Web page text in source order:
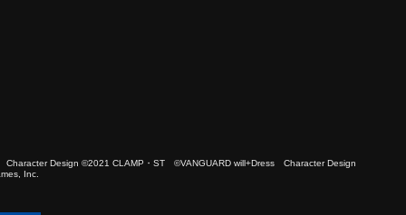
Design ©2021 CLAMP・ST ©VANGUARD will+Dress Character Design
Inc.